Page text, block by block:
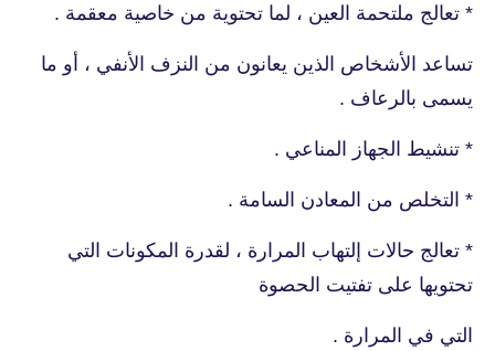
* تعالج ملتحمة العين ، لما تحتوية من خاصية معقمة .
تساعد الأشخاص الذين يعانون من النزف الأنفي ، أو ما
يسمى بالرعاف .
* تنشيط الجهاز المناعي .
* التخلص من المعادن السامة .
* تعالج حالات إلتهاب المرارة ، لقدرة المكونات التي
تحتويها على تفتيت الحصوة
التي في المرارة .